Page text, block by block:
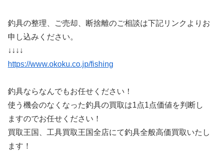
釣具の整理、ご売却、断捨離のご相談は下記リンクよりお
申し込みください。
↓↓↓↓
https://www.okoku.co.jp/fishing
釣具ならなんでもお任せください！
使う機会のなくなった釣具の買取は1点1点価値を判断し
ますのでお任せください！
買取王国、工具買取王国全店にて釣具全般高価買取いたし
ます！